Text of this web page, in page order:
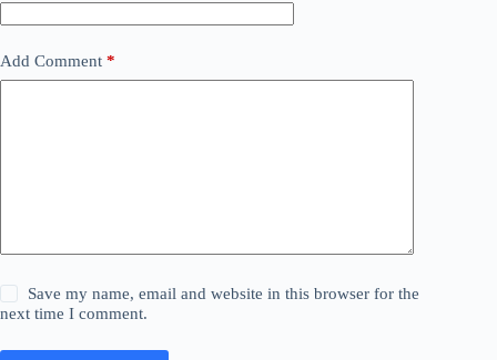
Add Comment *
Save my name, email and website in this browser for the
next time I comment.